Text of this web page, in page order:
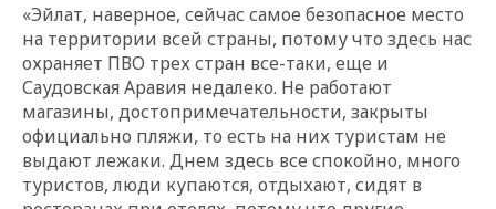
«Эйлат, наверное, сейчас самое безопасное место
на территории всей страны, потому что здесь нас
охраняет ПВО трех стран все-таки, еще и
Саудовская Аравия недалеко. Не работают
магазины, достопримечательности, закрыты
официально пляжи, то есть на них туристам не
выдают лежаки. Днем здесь все спокойно, много
туристов, люди купаются, отдыхают, сидят в